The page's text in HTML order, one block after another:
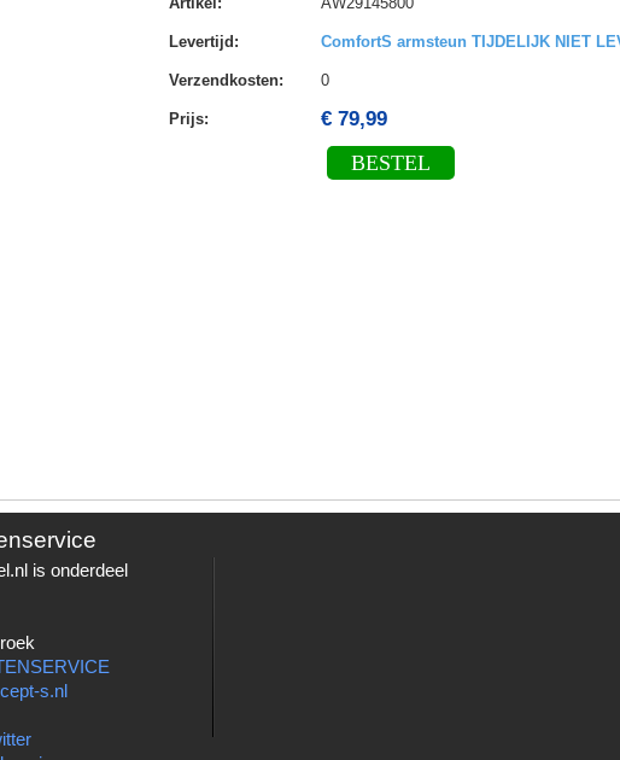
Levertijd : ComfortS armsteun TIJDELIJK NIET
Verzendkosten: 0
Prijs: € 79,99
BESTEL
is onderdeel
s.nl